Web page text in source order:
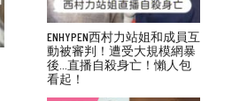
ENHYPEN西村力站姐和成員互
動被審判！遭受大規模網暴
後…直播自殺身亡！懶人包
看起！